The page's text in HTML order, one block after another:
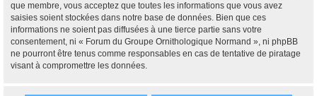
que membre, vous acceptez que toutes les informations que vous avez
saisies soient stockées dans notre base de données. Bien que ces
informations ne soient pas diffusées à une tierce partie sans votre
consentement, ni « Forum du Groupe Ornithologique Normand », ni phpBB
ne pourront être tenus comme responsables en cas de tentative de piratage
visant à compromettre les données.